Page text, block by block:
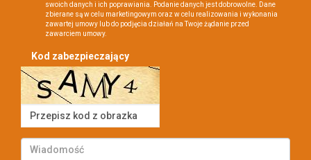
swoich danych i ich poprawiania. Podanie danych jest dobrowolne. Dane
zbierane są w celu marketingowym oraz w celu realizowania i wykonania
zawartej umowy lub do podjęcia działań na Twoje żądanie przed
zawarciem umowy.
Kod zabezpieczający